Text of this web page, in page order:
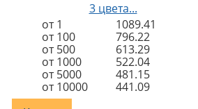
3 цвета...
от 1
1089.41
от 100
796.22
от 500
613.29
от 1000
522.04
от 5000
481.15
от 10000
441.09